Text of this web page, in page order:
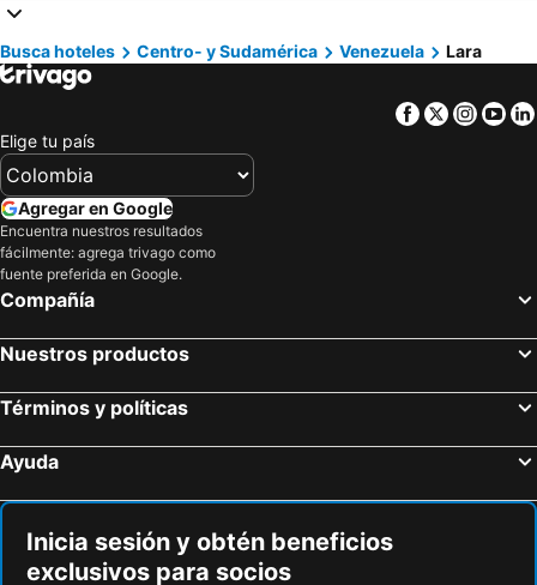
Hoteles en Girardot
Hoteles en Panamá
Hoteles en Madrid
Hoteles en Los Cabos
Hoteles en Riviera Maya
Hoteles en Risaralda
Hoteles en Quindío
Hoteles en Jamaica
Hoteles en Bahamas
Hoteles en Florida
Busca hoteles Centro- y Sudamérica Venezuela Lara
Facebook
Twitter
Elige tu país
Agregar en Google
Encuentra nuestros resultados
fácilmente: agrega trivago como
fuente preferida en Google.
Compañía
Nuestros productos
Términos y políticas
Ayuda
Inicia sesión y obtén beneficios
exclusivos para socios